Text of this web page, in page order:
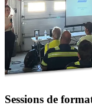
Sessions de